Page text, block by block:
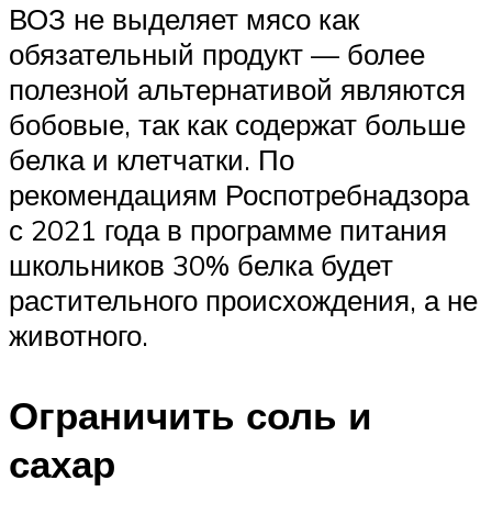
ВОЗ не выделяет мясо как
обязательный продукт — более
полезной альтернативой являются
бобовые, так как содержат больше
белка и клетчатки. По
рекомендациям Роспотребнадзора
с 2021 года в программе питания
школьников 30% белка будет
растительного происхождения, а не
животного.
Ограничить соль и
сахар